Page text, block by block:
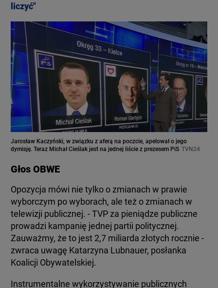
liczyć"
Jarosław Kaczyński, w związku z aferą na poczcie, apelował o jego
dymisję. Teraz Michał Cieślak jest na jednej liście z prezesem PiS TVN24
Głos OBWE
Opozycja mówi nie tylko o zmianach w prawie
wyborczym po wyborach, ale też o zmianach w
telewizji publicznej. - TVP za pieniądze publiczne
prowadzi kampanię jednej partii politycznej.
Zauważmy, że to jest 2,7 miliarda złotych rocznie -
zwraca uwagę Katarzyna Lubnauer, posłanka
Koalicji Obywatelskiej.
Instrumentalne wykorzystywanie publicznych